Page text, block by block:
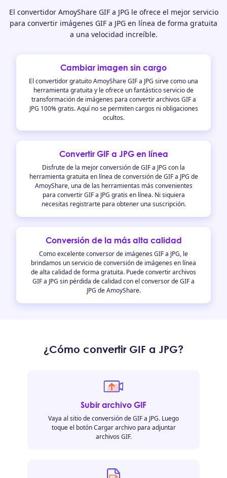
El convertidor AmoyShare GIF a JPG le ofrece el mejor servicio
para convertir imágenes GIF a JPG en línea de forma gratuita
a una velocidad increíble.
Cambiar imagen sin cargo
El convertidor gratuito AmoyShare GIF a JPG sirve como una
herramienta gratuita y le ofrece un fantástico servicio de
transformación de imágenes para convertir archivos GIF a
JPG 100% gratis. Aquí no se permiten cargos ni obligaciones
ocultos.
Convertir GIF a JPG en línea
Disfrute de la mejor conversión de GIF a JPG con la
herramienta gratuita en línea de conversión de GIF a JPG de
AmoyShare, una de las herramientas más convenientes
para convertir GIF a JPG gratis en línea. Ni siquiera
necesitas registrarte para obtener una suscripción.
Conversión de la más alta calidad
Como excelente conversor de imágenes GIF a JPG, le
brindamos un servicio de conversión de imágenes en línea
de alta calidad de forma gratuita. Puede convertir archivos
GIF a JPG sin pérdida de calidad con el conversor de GIF a
JPG de AmoyShare.
¿Cómo convertir GIF a JPG?
Subir archivo GIF
Vaya al sitio de conversión de GIF a JPG. Luego
toque el botón Cargar archivo para adjuntar
archivos GIF.